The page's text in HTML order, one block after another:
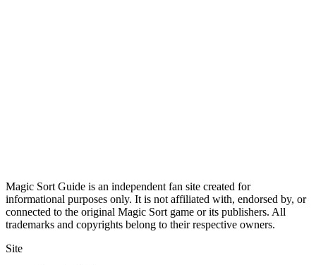
Magic Sort Guide is an independent fan site created for
informational purposes only. It is not affiliated with, endorsed by, or
connected to the original Magic Sort game or its publishers. All
trademarks and copyrights belong to their respective owners.
Site